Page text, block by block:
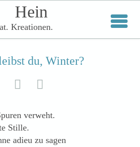
Text. Lektorat. Kreationen. 
Hein
Kreationen.
du, Winter?
 
verweht.
Stille.
adieu zu sagen